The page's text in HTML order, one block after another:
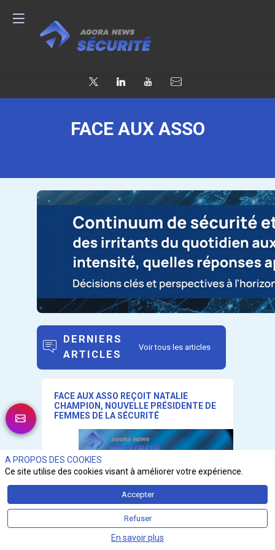
FACE AUX ASSO
DERNIERS
ARTICLES
Voir tous les articles
FACE AUX ASSO REÇOIT NATALIE
CHAMPION, NOUVELLE PRÉSIDENTE DE
FEMMES DE LA SÉCURITÉ
A PROPOS DES COOKIES
Ce site utilise des cookies visant à améliorer votre expérience.
Accepter
Refuser
En savoir plus